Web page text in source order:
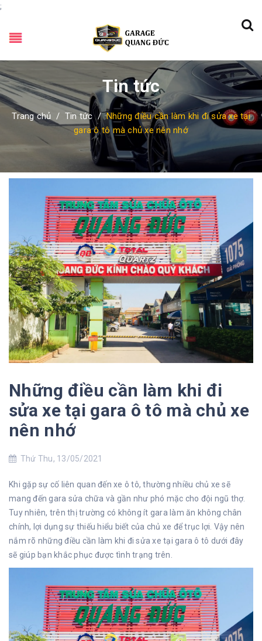
;
Tin tức
Trang chủ / Tin tức / Những điều cần làm khi đi sửa xe tại
gara ô tô mà chủ xe nên nhớ
Những điều cần làm khi đi
sửa xe tại gara ô tô mà chủ xe
nên nhớ
Thứ Thu, 13/05/2021
Khi gặp sự cố liên quan đến xe ô tô, thường nhiều chủ xe sẽ
mang đến gara sửa chữa và gần như phó mặc cho đội ngũ thợ.
Tuy nhiên, trên thị trường có không ít gara làm ăn không chân
chính, lợi dụng sự thiếu hiểu biết của chủ xe để trục lợi. Vậy nên
nắm rõ những điều cần làm khi đi sửa xe tại gara ô tô dưới đây
sẽ giúp bạn khắc phục được tình trạng trên.